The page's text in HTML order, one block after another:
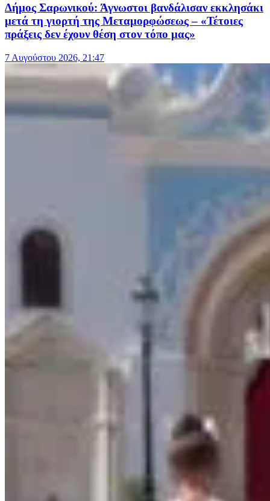
Δήμος Σαρωνικού: Άγνωστοι βανδάλισαν εκκλησάκι
μετά τη γιορτή της Μεταμορφώσεως – «Τέτοιες
πράξεις δεν έχουν θέση στον τόπο μας»
7 Αυγούστου 2026, 21:47